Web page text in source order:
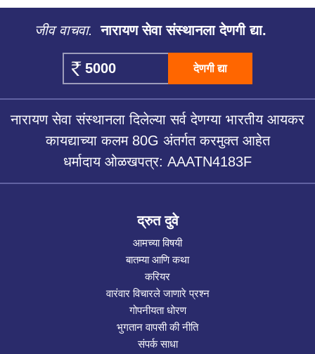
जीव वाचवा. नारायण सेवा संस्थानला देणगी द्या.
देणगी द्या
नारायण सेवा संस्थानला दिलेल्या सर्व देणग्या भारतीय आयकर
कायद्याच्या कलम 80G अंतर्गत करमुक्त आहेत
धर्मादाय ओळखपत्र: AAATN4183F
द्रुत दुवे
आमच्या विषयी
बातम्या आणि कथा
करियर
वारंवार विचारले जाणारे प्रश्न
गोपनीयता धोरण
भुगतान वापसी की नीति
संपर्क साधा